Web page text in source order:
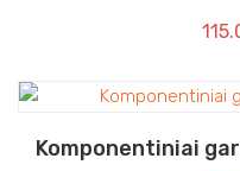
Komponentiniai